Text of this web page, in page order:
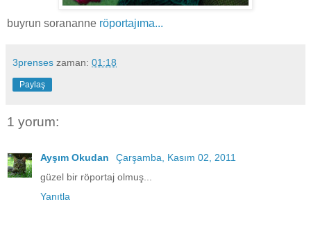
buyrun sorananne röportajıma...
3prenses zaman: 01:18
Paylaş
1 yorum:
Ayşım Okudan
Çarşamba, Kasım 02, 2011
güzel bir röportaj olmuş...
Yanıtla